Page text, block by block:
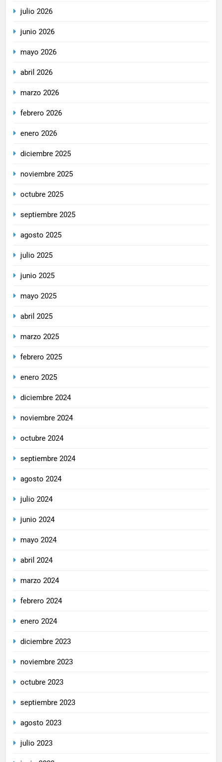
julio 2026
junio 2026
mayo 2026
abril 2026
marzo 2026
febrero 2026
enero 2026
diciembre 2025
noviembre 2025
octubre 2025
septiembre 2025
agosto 2025
julio 2025
junio 2025
mayo 2025
abril 2025
marzo 2025
febrero 2025
enero 2025
diciembre 2024
noviembre 2024
octubre 2024
septiembre 2024
agosto 2024
julio 2024
junio 2024
mayo 2024
abril 2024
marzo 2024
febrero 2024
enero 2024
diciembre 2023
noviembre 2023
octubre 2023
septiembre 2023
agosto 2023
julio 2023